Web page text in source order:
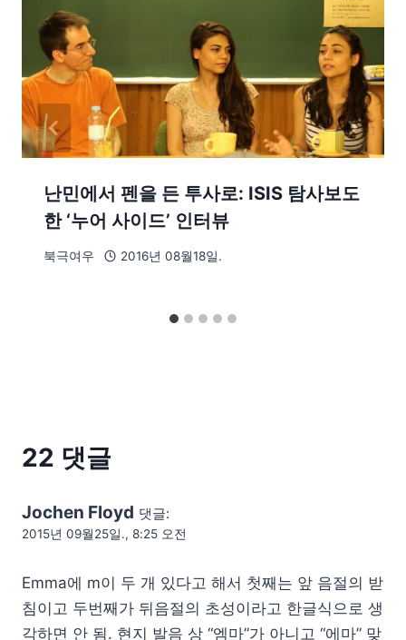
난민에서 펜을 든 투사로: ISIS 탐사보도
한 ‘누어 사이드’ 인터뷰
북극여우 2016년 08월18일.
22 댓글
Jochen Floyd 댓글:
2015년 09월25일., 8:25 오전
Emma에 m이 두 개 있다고 해서 첫째는 앞 음절의 받
침이고 두번째가 뒤음절의 초성이라고 한글식으로 생
각하면 안 됨. 현지 발음 상 “엠마”가 아니고 “에마” 맞